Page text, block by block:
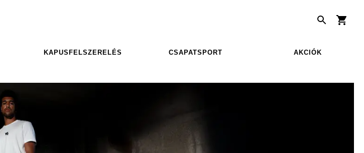
KAPUSFELSZERELÉS CSAPATSPORT AKCIÓK